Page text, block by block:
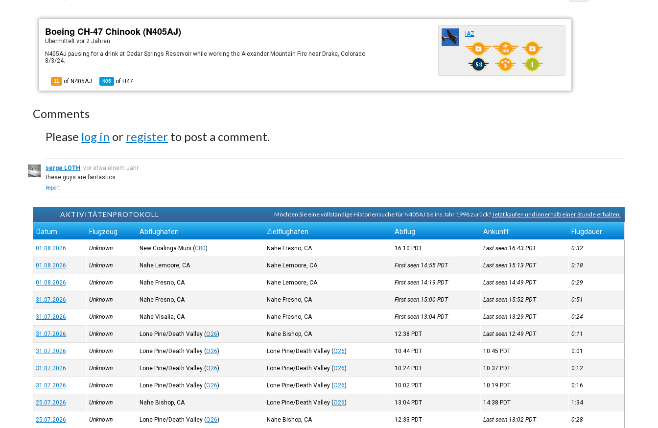
Boeing CH-47 Chinook (N405AJ)
Übermitteltvor 2 Jahren
N405AJ pausing for a drink at Cedar Springs Reservoir while working the Alexander Mountain Fire near Drake, Colorado
8/3/24.
11 of N405AJ 405 of H47
IAZ
Comments
Please log in or register to post a comment.
serge LOTH vor etwa einem Jahr
these guys are fantastics...
Report
AKTIVITÄTENPROTOKOLL Möchten Sie eine vollständige Historiensuche für N405AJ bis ins Jahr 1998 zurück?Jetzt kaufen und innerhalb einer Stunde erhalten.
Datum Flugzeug Abflughafen Zielflughafen Abflug Ankunft Flugdauer
01.08.2026 Unknown New Coalinga Muni (C80) Nahe Fresno, CA 16:10 PDT Last seen 16:43PDT 0:32
01.08.2026 Unknown Nahe Lemoore, CA Nahe Lemoore, CA First seen 14:55PDT Last seen 15:13PDT 0:18
01.08.2026 Unknown Nahe Fresno, CA Nahe Lemoore, CA First seen 14:19PDT Last seen 14:49PDT 0:29
31.07.2026 Unknown Nahe Fresno, CA Nahe Fresno, CA First seen 15:00PDT Last seen 15:52PDT 0:51
31.07.2026 Unknown Nahe Visalia, CA Nahe Fresno, CA First seen 13:04PDT Last seen 13:29PDT 0:24
31.07.2026 Unknown Lone Pine/Death Valley (O26) Nahe Bishop, CA 12:38 PDT Last seen 12:49PDT 0:11
31.07.2026 Unknown Lone Pine/Death Valley (O26) Lone Pine/Death Valley (O26) 10:44 PDT 10:45 PDT 0:01
31.07.2026 Unknown Lone Pine/Death Valley (O26) Lone Pine/Death Valley (O26) 10:24 PDT 10:37 PDT 0:12
31.07.2026 Unknown Lone Pine/Death Valley (O26) Lone Pine/Death Valley (O26) 10:02 PDT 10:19 PDT 0:16
25.07.2026 Unknown Nahe Bishop, CA Lone Pine/Death Valley (O26) 13:04 PDT 14:38 PDT 1:34
25.07.2026 Unknown Lone Pine/Death Valley (O26) Nahe Bishop, CA 12:33 PDT Last seen 13:02PDT 0:28